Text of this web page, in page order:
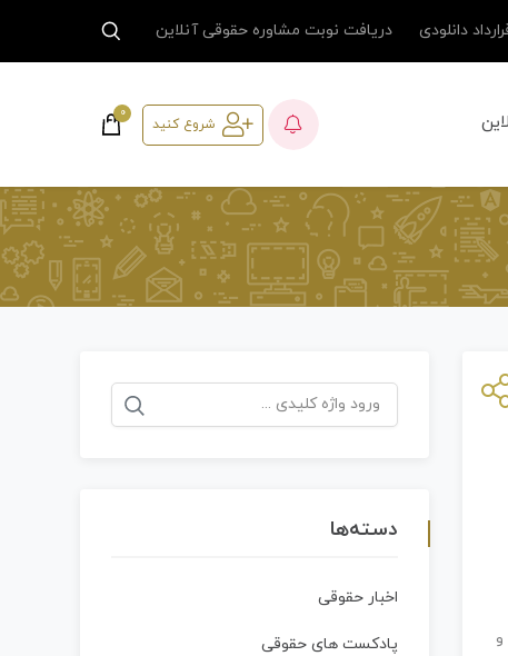
دانلودی دریافت نوبت مشاوره حقوقی آنلاین
شروع کنید
0
جستجو
برای:
دسته‌ها
اخبار حقوقی
پادکست های حقوقی